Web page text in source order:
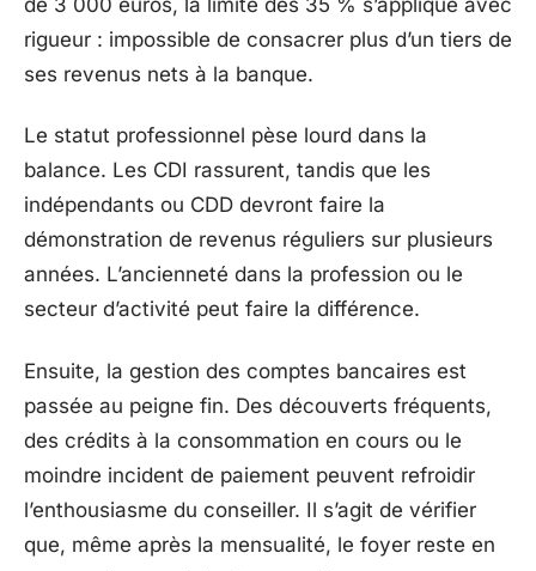
rigueur : impossible de consacrer plus d’un tiers de
ses revenus nets à la banque.
Le statut professionnel pèse lourd dans la
balance. Les CDI rassurent, tandis que les
indépendants ou CDD devront faire la
démonstration de revenus réguliers sur plusieurs
années. L’ancienneté dans la profession ou le
secteur d’activité peut faire la différence.
Ensuite, la gestion des comptes bancaires est
passée au peigne fin. Des découverts fréquents,
des crédits à la consommation en cours ou le
moindre incident de paiement peuvent refroidir
l’enthousiasme du conseiller. Il s’agit de vérifier
que, même après la mensualité, le foyer reste en